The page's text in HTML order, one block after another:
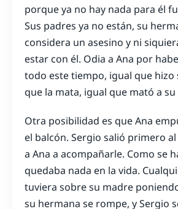
porque ya no hay nada para él
Sus padres ya no están, su
considera un asesino y ni
estar con él. Odia a Ana por
todo este tiempo, igual que hizo
que la mata, igual que mató a
Otra posibilidad es que Ana
el balcón. Sergio salió primero
a Ana a acompañarle. Como se
quedaba nada en la vida.
tuviera sobre su madre
su hermana se rompe, y Sergio